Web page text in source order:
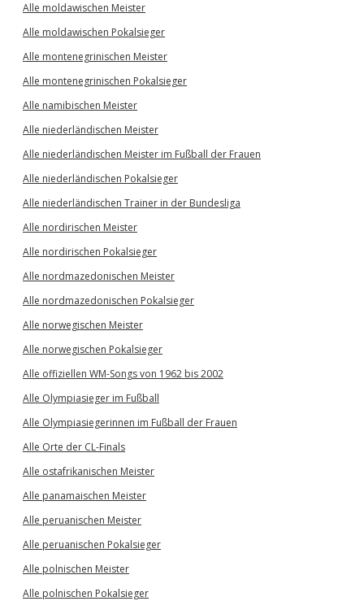
Alle moldawischen Meister
Alle moldawischen Pokalsieger
Alle montenegrinischen Meister
Alle montenegrinischen Pokalsieger
Alle namibischen Meister
Alle niederländischen Meister
Alle niederländischen Meister im Fußball der Frauen
Alle niederländischen Pokalsieger
Alle niederländischen Trainer in der Bundesliga
Alle nordirischen Meister
Alle nordirischen Pokalsieger
Alle nordmazedonischen Meister
Alle nordmazedonischen Pokalsieger
Alle norwegischen Meister
Alle norwegischen Pokalsieger
Alle offiziellen WM-Songs von 1962 bis 2002
Alle Olympiasieger im Fußball
Alle Olympiasiegerinnen im Fußball der Frauen
Alle Orte der CL-Finals
Alle ostafrikanischen Meister
Alle panamaischen Meister
Alle peruanischen Meister
Alle peruanischen Pokalsieger
Alle polnischen Meister
Alle polnischen Pokalsieger